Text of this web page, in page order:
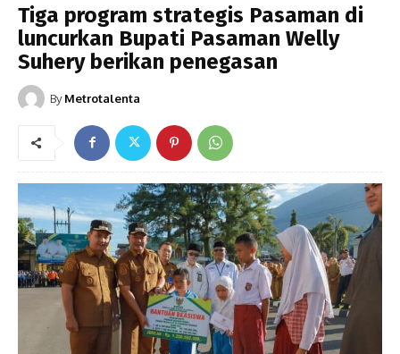
Tiga program strategis Pasaman di
luncurkan Bupati Pasaman Welly
Suhery berikan penegasan
By Metrotalenta